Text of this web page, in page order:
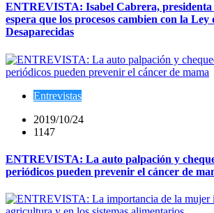
ENTREVISTA: Isabel Cabrera,
espera que los procesos cambien con la Ley
Desaparecidas
Entrevistas
2019/10/24
1147
ENTREVISTA: La auto palpación y
periódicos pueden prevenir el cáncer de